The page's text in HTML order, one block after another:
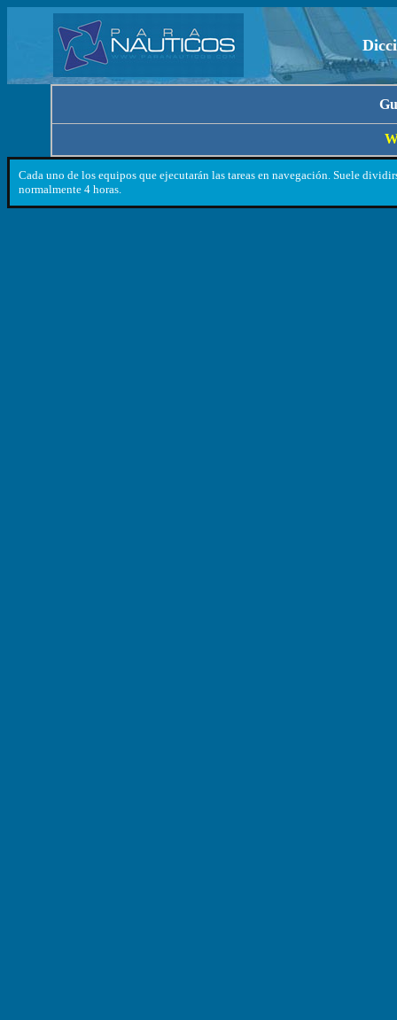
Cada uno de los equipos que ejecutarán las tareas en navegación. Suele
normalmente 4 horas.